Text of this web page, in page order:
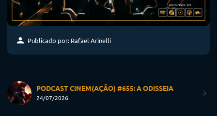
Publicado por: Rafael Arinelli
PODCAST CINEM(AÇÃO) #655: A ODISSEIA
24/07/2026